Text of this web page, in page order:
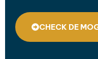
CHECK DE